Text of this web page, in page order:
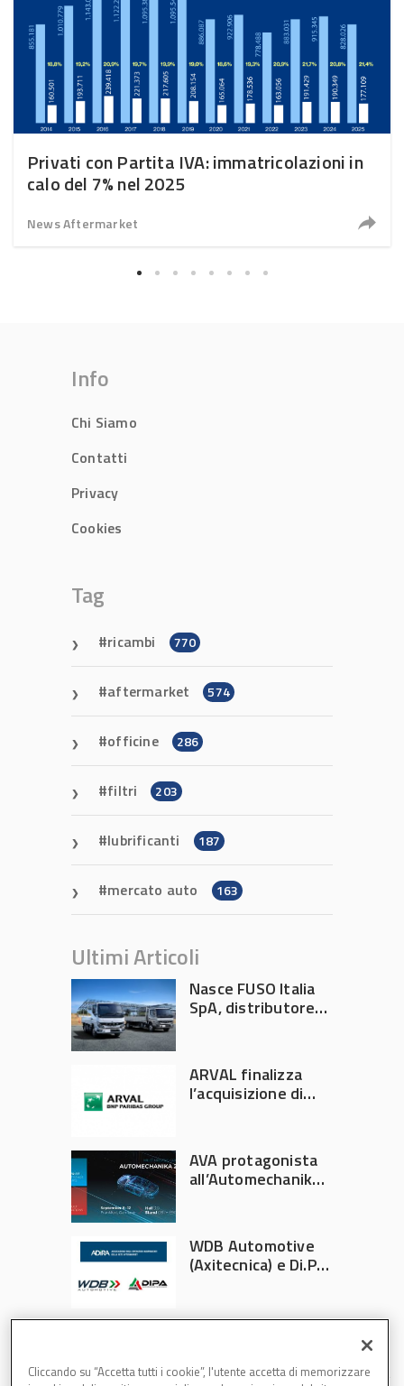
Privati con Partita IVA: immatricolazioni in
calo del 7% nel 2025
News Aftermarket
Info
Chi Siamo
Contatti
Privacy
Cookies
Tag
ricambi 770
aftermarket 574
officine 286
filtri 203
lubrificanti 187
mercato auto 163
Ultimi Articoli
Nasce FUSO Italia
SpA, distributore
ARVAL finalizza
l’acquisizione di
AVA protagonista
all’Automechanika
WDB Automotive
(Axitecnica) e Di.Pa.
Cliccando su “Accetta tutti i cookie”, l'utente accetta di memorizzare